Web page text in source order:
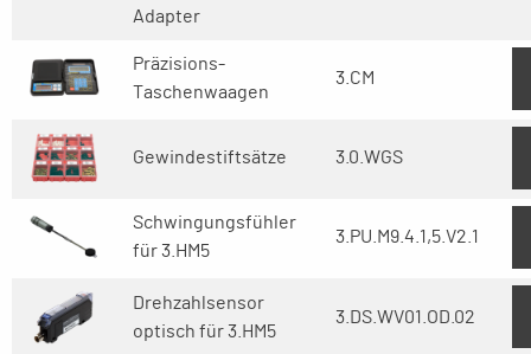
Adapter
Präzisions-
Taschenwaagen
3.CM
Gewindestiftsätze 3.0.WGS
Schwingungsfühler
für 3.HM5
3.PU.M9.4.1,5.V2.1
Drehzahlsensor
optisch für 3.HM5
3.DS.WV01.OD.02